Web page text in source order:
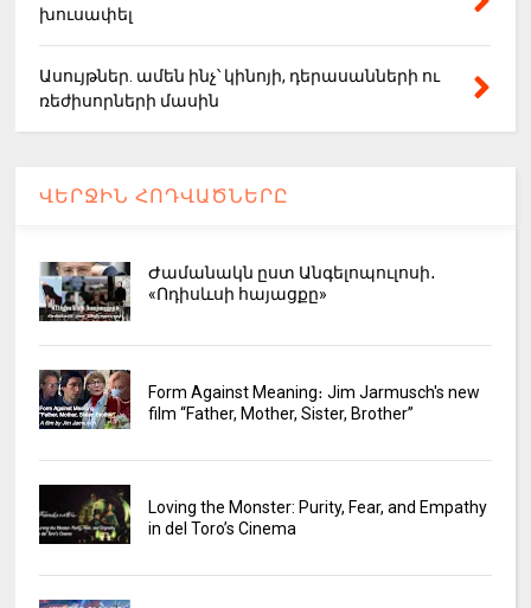
խուսափել
Ասույթներ. ամեն ինչ՝ կինոյի, դերասանների ու
ռեժիսորների մասին
ՎԵՐՋԻՆ ՀՈԴՎԱԾՆԵՐԸ
Ժամանակն ըստ Անգելոպուլոսի․
«Ոդիսևսի հայացքը»
Form Against Meaning։ Jim Jarmusch's new
film “Father, Mother, Sister, Brother”
Loving the Monster: Purity, Fear, and Empathy
in del Toro’s Cinema